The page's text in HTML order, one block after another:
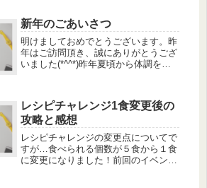
ました。私の場合はひとつめが涼しげ
夕顔亭レシピふたつめ ペンギンキ
ッ...
新年のごあいさつ
明けましておめでとうございます。昨
年はご訪問頂き、誠にありがとうござ
いました(*^^*)昨年夏頃から体調を崩
ですが、自分のできる範囲で続けるこ
とにしました。素早く反応ができ...
レシピチャレンジ1食変更後の
攻略と感想
レシピチャレンジの変更点についてで
すが…食べられる個数が５食から１食
に変更になりました！前回のイベント